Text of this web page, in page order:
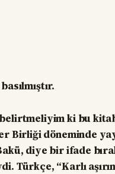
ki bu
Birliği döneminde
diye bir ifade
Türkçe, “Karlı